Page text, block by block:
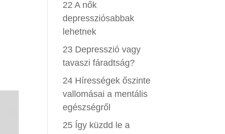
22 A nők
depressziósabbak
lehetnek
23 Depresszió vagy
tavaszi fáradtság?
24 Hírességek őszinte
vallomásai a mentális
egészségről
25 Így küzdd le a